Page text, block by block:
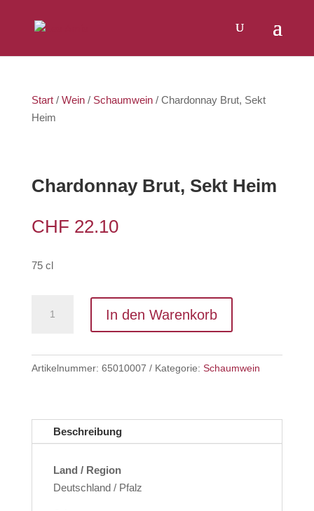
Start/ Wein/ Schaumwein/ Chardonnay Brut, Sekt
Heim
Chardonnay Brut, Sekt Heim
CHF 22.10
75 cl
Brut,
Heim
Menge
In den Warenkorb
Artikelnummer: 65010007 Kategorie: Schaumwein
Beschreibung
Land / Region
Deutschland / Pfalz